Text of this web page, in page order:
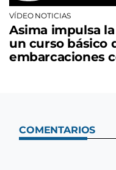
VÍDEO NOTICIAS
Asima impulsa
un curso básico
embarcaciones
COMENTARIOS